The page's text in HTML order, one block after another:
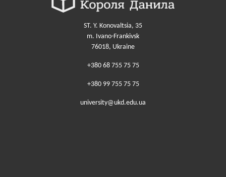
ST. Y. Konovaltsia, 35
m. Ivano-Frankivsk
76018, Ukraine
+380 68 755 75 75
+380 99 755 75 75
university@ukd.edu.ua